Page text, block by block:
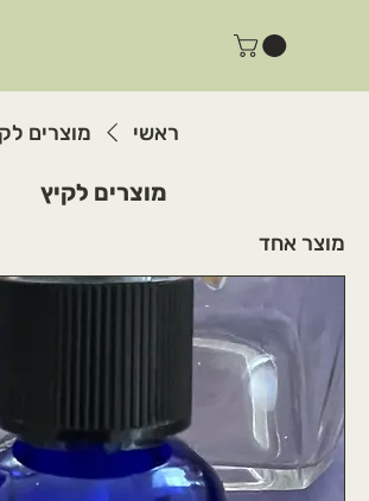
ראשי מוצרים
מוצרים לקיץ
מוצר אחד